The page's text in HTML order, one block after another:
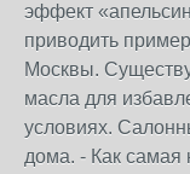
эффект
приводить
Москвы.
масла для
условиях.
дома. - Как самая